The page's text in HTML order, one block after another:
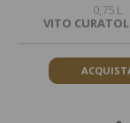
0,75 L
VITO